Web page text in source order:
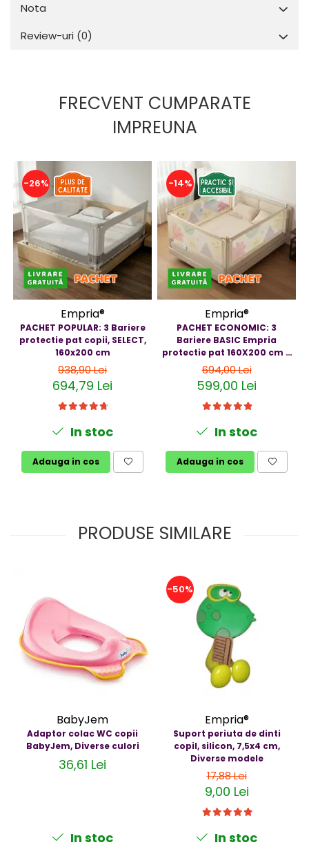
Nota
Review-uri (0)
FRECVENT CUMPARATE
IMPREUNA
-26%
Empria®
PACHET POPULAR: 3 Bariere
protectie pat copii, SELECT,
160x200 cm
938,90 Lei
694,79 Lei
In stoc
Adauga in cos
-14%
Empria®
PACHET ECONOMIC: 3
Bariere BASIC Empria
protectie pat 160X200 cm +
bara stabilizatoare
694,00 Lei
599,00 Lei
In stoc
Adauga in cos
PRODUSE SIMILARE
BabyJem
Adaptor colac WC copii
BabyJem, Diverse culori
36,61 Lei
In stoc
-50%
Empria®
Suport periuta de dinti
copil, silicon, 7,5x4 cm,
Diverse modele
17,88 Lei
9,00 Lei
In stoc